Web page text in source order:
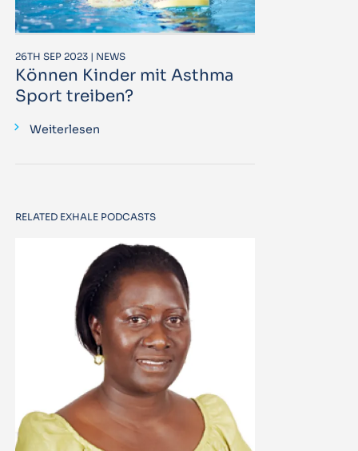
26TH SEP 2023 | NEWS
Können Kinder mit Asthma
Sport treiben?
Weiterlesen
RELATED EXHALE PODCASTS